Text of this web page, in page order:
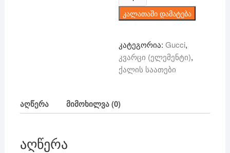
Gucci
- კალათაში დამატება
კატეგორია:Gucci,
კვარცი (ელემენტი),
ქალის საათები
აღწერა მიმოხილვა (0)
აღწერა